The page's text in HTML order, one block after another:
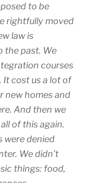
to be
rightfully moved
law is
the past. We
courses
It cost us a lot of
new homes and
And then we
of this again.
were denied
We didn’t
things: food,